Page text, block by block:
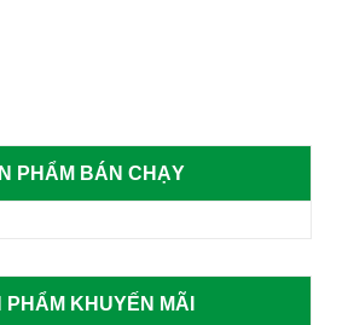
PHẨM BÁN CHẠY
PHẨM KHUYẾN MÃI